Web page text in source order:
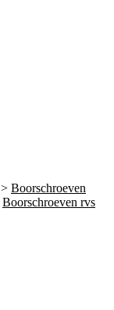
> Boorschroeven
Boorschroeven rvs